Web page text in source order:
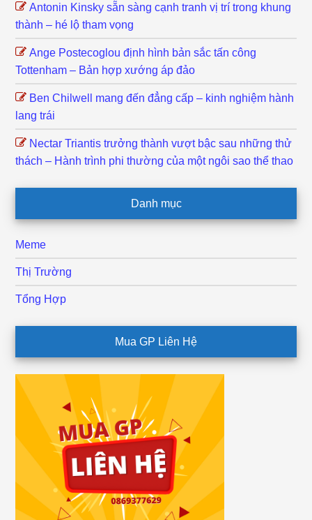
Antonin Kinsky sẵn sàng cạnh tranh vị trí trong khung
thành – hé lộ tham vọng
Ange Postecoglou định hình bản sắc tấn công
Tottenham – Bản hợp xướng áp đảo
Ben Chilwell mang đến đẳng cấp – kinh nghiệm hành
lang trái
Nectar Triantis trưởng thành vượt bậc sau những thử
thách – Hành trình phi thường của một ngôi sao thể thao
Danh mục
Meme
Thị Trường
Tổng Hợp
Mua GP Liên Hệ